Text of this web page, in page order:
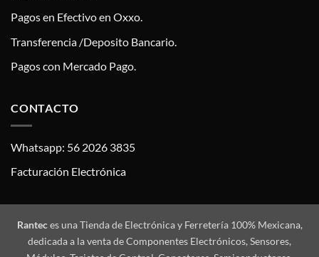
Pagos en Efectivo en Oxxo.
Transferencia /Deposito Bancario.
Pagos con Mercado Pago.
CONTACTO
Whatsapp: 56 2026 3835
Facturación Electrónica
Ranteces una Tienda de Electrónica y Ferretería 100% Mexicana,
dedicada a la venta de Componentes Electrónicos, Sensores,